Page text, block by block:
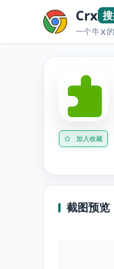
Crx
一个牛X
加入收藏
截图预览